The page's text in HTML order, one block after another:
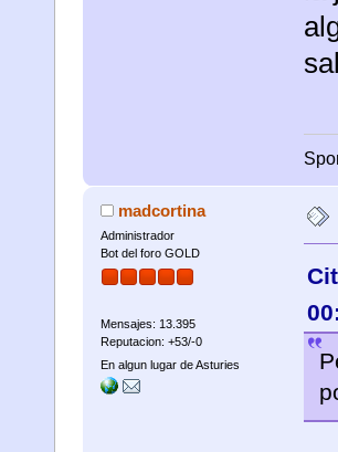
madcortina
Administrador
Bot del foro GOLD
Mensajes: 13.395
Reputacion: +53/-0
En algun lugar de Asturies